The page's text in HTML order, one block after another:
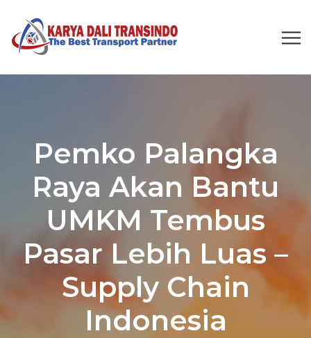
Pemko Palangka
Raya Akan Bantu
UMKM Tembus
Pasar Lebih Luas –
Supply Chain
Indonesia